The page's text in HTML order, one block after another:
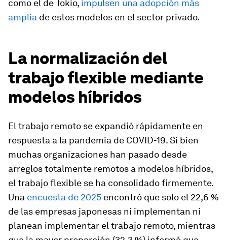
como el de Tokio, impulsen una adopción más
amplia de estos modelos en el sector privado.
La normalización del
trabajo flexible mediante
modelos híbridos
El trabajo remoto se expandió rápidamente en
respuesta a la pandemia de COVID-19. Si bien
muchas organizaciones han pasado desde
arreglos totalmente remotos a modelos híbridos,
el trabajo flexible se ha consolidado firmemente.
Una encuesta de 2025 encontró que solo el 22,6 %
de las empresas japonesas ni implementan ni
planean implementar el trabajo remoto, mientras